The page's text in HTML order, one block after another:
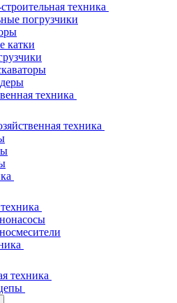
техника
погрузчики
катки
техника
техника
техника